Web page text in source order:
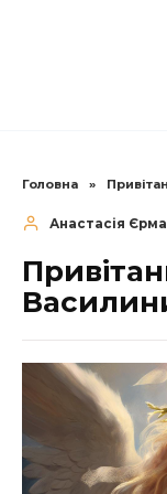
Головна »
Анастасія